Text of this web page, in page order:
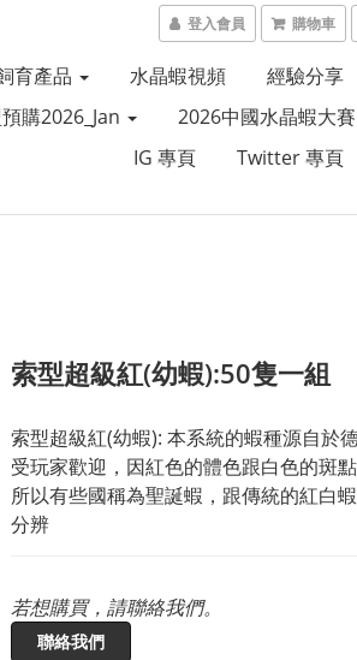
登入會員 購物車
育產品 水晶蝦視頻 經驗分享
購2026_Jan 2026中國水晶蝦大賽
IG 專頁
Twitter 專頁
索型超級紅(幼蝦):50隻一組
索型超級紅(幼蝦): 本系統的蝦種源自於
受玩家歡迎，因紅色的體色跟白色的斑
所以有些國稱為聖誕蝦，跟傳統的紅白
分辨
若想購買，請聯絡我們。
聯絡我們